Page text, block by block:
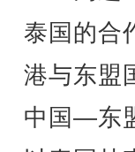
泰国的合
港与东盟
中国—东